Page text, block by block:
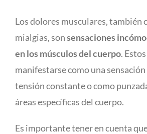
Los dolores musculares, también
mialgias, sonsensaciones
en los músculos del cuerpo.
manifestarse como una
tensión constante o como
áreas específicas del cuerpo.
Es importante tener en cuenta